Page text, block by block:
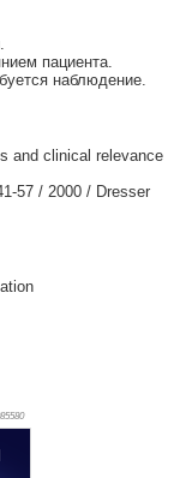
пациента.
наблюдение.
and clinical relevance
57 / 2000 / Dresser